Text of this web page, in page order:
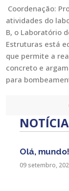
Coordenação:
atividades do
B, o Laboratório
Estruturas está
que permite a
concreto e
para
Olá, mundo!
09 setembro,